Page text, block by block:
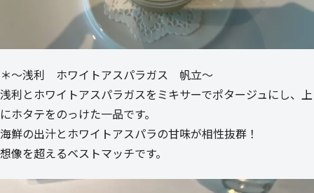
＊～浅利 ホワイトアスパラガス 帆立～
浅利とホワイトアスパラガスをミキサーでポタージュにし、上
にホタテをのっけた一品です。
海鮮の出汁とホワイトアスパラの甘味が相性抜群！
想像を超えるベストマッチです。